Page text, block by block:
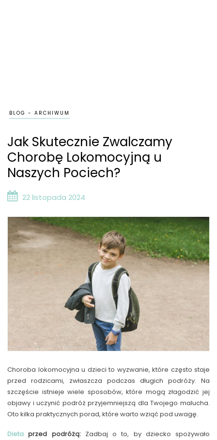
BLOG - ARCHIWUM
Jak Skutecznie Zwalczamy
Chorobę Lokomocyjną u
Naszych Pociech?
22 listopada 2024
Choroba lokomocyjna u dzieci to wyzwanie, które często staje
przed rodzicami, zwłaszcza podczas długich podróży. Na
szczęście istnieje wiele sposobów, które mogą złagodzić jej
objawy i uczynić podróż przyjemniejszą dla Twojego malucha.
Oto kilka praktycznych porad, które warto wziąć pod uwagę.
Dieta przed podróżą:Zadbaj o to, by dziecko spożywało